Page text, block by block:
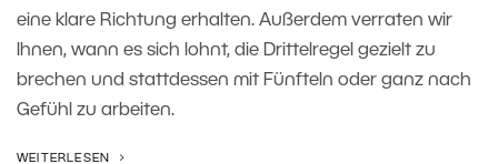
eine klare Richtung erhalten. Außerdem verraten wir
Ihnen, wann es sich lohnt, die Drittelregel gezielt zu
brechen und stattdessen mit Fünfteln oder ganz nach
Gefühl zu arbeiten.
WEITERLESEN